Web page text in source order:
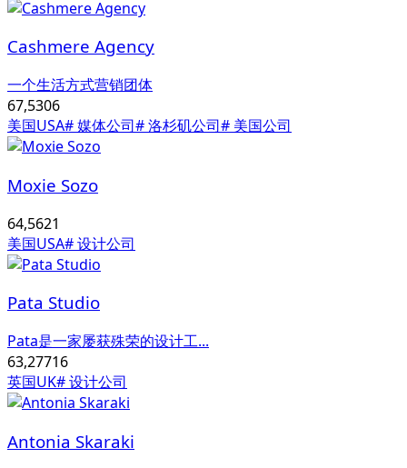
Cashmere Agency
一个生活方式营销团体
67,5306
美国USA# 媒体公司# 洛杉矶公司# 美国公司
Moxie Sozo
64,5621
美国USA# 设计公司
Pata Studio
Pata是一家屡获殊荣的设计工...
63,27716
英国UK# 设计公司
Antonia Skaraki